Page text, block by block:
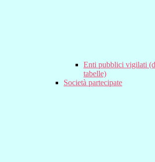
Enti pubblici vigilati
tabelle)
Società partecipate